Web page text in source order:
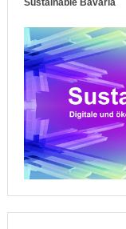
Sustainable Bavaria